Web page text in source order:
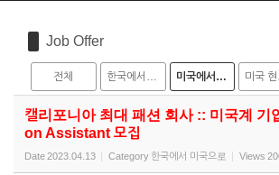
Job Offer
전체 한국에서 미국으로 미국에서 한국으로
캘리포니아 최대 패션 회사 :: 미국계
on Assistant 모집
Date2023.04.13 Category 한국에서 미국으로 Views